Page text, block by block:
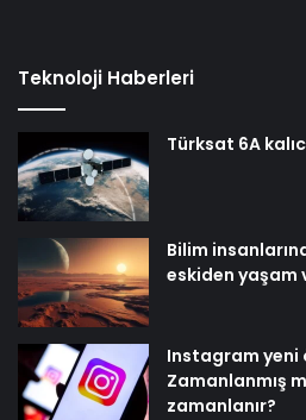
Teknoloji Haberleri
Türksat 6A
Bilim
eskiden yaşam
Instagram yeni
Zamanlanmış
zamanlanır?